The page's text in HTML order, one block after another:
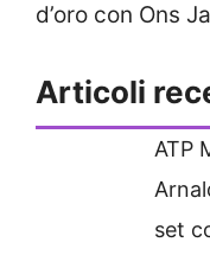
d’oro con Ons
Articoli
ATP
set